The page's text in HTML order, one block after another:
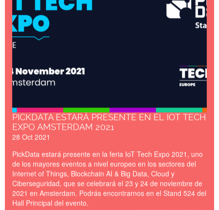
PICKDATA ESTARÁ PRESENTE EN EL IOT TECH
EXPO AMSTERDAM 2021
28 Oct 2021
PickData estará presente en la feria IoT Tech Expo 2021, uno
de los mayores eventos a nivel europeo en los sectores del
Internet of Things, Blockchain AI & Big Data, Cloud y
Ciberseguridad, que se celebrará el 23 y 24 de noviembre de
2021 en Amsterdam. Podrás encontrarnos en el Stand 524 del
Hall Principal del evento.